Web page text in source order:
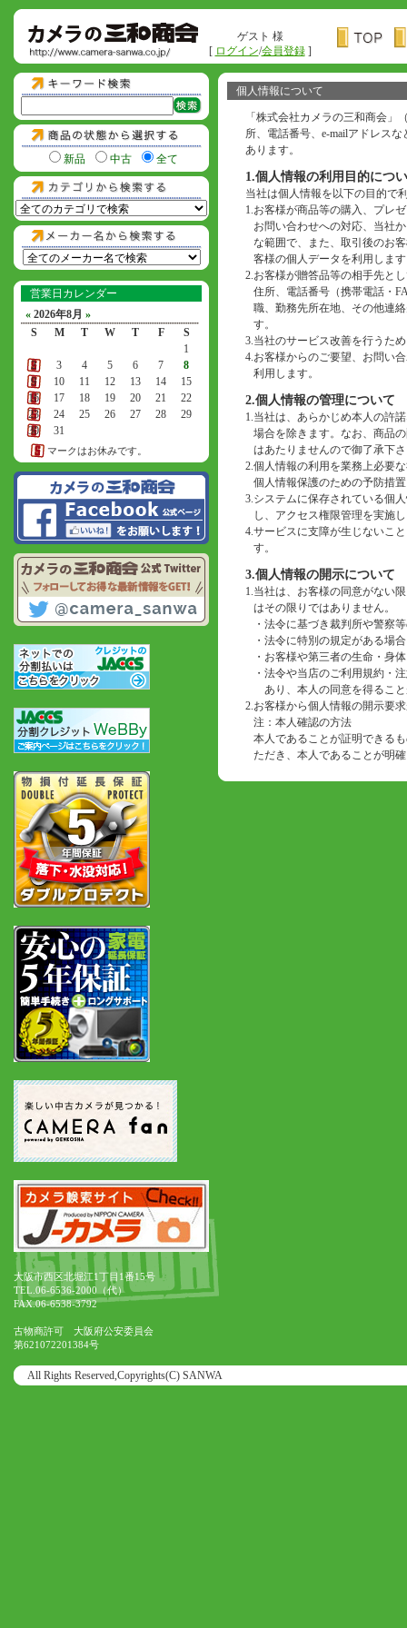
ゲスト 様
[ ログイン/会員登録]
新品 中古 全て
営業日カレンダー
« 2026年8月 »
S
M T W T F
S
1
2
3 4 5 6 7
8
9
10 11 12 13 14
15
16
17 18 19 20 21
22
23
24 25 26 27 28
29
30
31
マークはお休みです。
個人情報について
「株式会社カメラの三和商会
所、電話番号、e-mailアドレス
あります。
1.個人情報の利用目的につ
当社は個人情報を以下の目的で
1.お客様が商品等の購入、プレ
お問い合わせへの対応、当社
な範囲で、また、取引後のお
客様の個人データを利用しま
2.お客様が贈答品等の相手先と
住所、電話番号（携帯電話・
職、勤務先所在地、その他連
す。
3.当社のサービス改善を行うた
4.お客様からのご要望、お問い
利用します。
2.個人情報の管理について
1.当社は、あらかじめ本人の許
場合を除きます。なお、商品
はあたりませんので御了承下
2.個人情報の利用を業務上必要
個人情報保護のための予防措
3.システムに保存されている個
し、アクセス権限管理を実施
4.サービスに支障が生じないこ
す。
3.個人情報の開示について
1.当社は、お客様の同意がない
はその限りではありません。
・ 法令に基づき裁判所や警察
・ 法令に特別の規定がある場合
・ お客様や第三者の生命・身
・ 法令や当店のご利用規約・
あり、本人の同意を得るこ
2.お客様から個人情報の開示要
注：本人確認の方法
本人であることが証明できる
ただき、本人であることが明
大阪市西区北堀江1丁目1番15号
TEL.06-6536-2000（代）
FAX.06-6538-3792
古物商許可 大阪府公安委員会
第621072201384号
All Rights Reserved,Copyrights(C) SANWA